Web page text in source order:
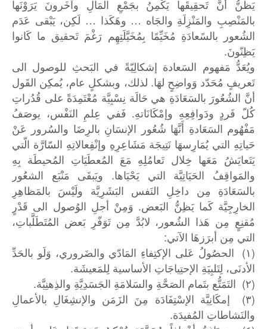
يَظنُّ أَنَّ تَحقِيقَها يَكْمِنُ بجَمْعِ المَالِ وآخَرونَ يَرَوْنَها
بالمَنْصِبِ والمَنْزِلَةِ والجَاه … وهَكَذا … لَكِن، يَبْقى عَدَم
الشُعور بالسًعادَةِ مُخَيِّمًا بِمُخَيَّلَتِهِم رَغْمَ تَحقيق ما كَانوا
يَظِنّونَ.
ويُعَدُّ مَفهوم السَعادة إشكالِيّةً في البَحثِ للوصول الى
تَعريفٍ مُحَدّد وَواضِحٍ لهَا. لذلك، وبشكلٍ عام، يُمكِن القَول
أنَّ الشُعُورَ بالسَعَادَةِ هي حَالَة نِسْبِيَّة مُعْتَمِدَةً على قُدُراتِ
كُلّ فَردٍ ودَوافِعِهِ وإمْكَانَاتهِ. فَفي عِلمِ النَفْس، يوصَفُ
مَفْهُوم السَعَادةِ أَنَّهَا شُعُور الإنسَانِ بالرِضَا والسُرور عَنْ
حَياتِهِ التي يُمَارِسهَا نَتِيجَة مَشَاعِرِهِ وإنْفِعالاتِهِ السّارَّة الّتي
يَتَعايَشُ مَعَها خِلال تَعامُلِهِ مَعَ المُعطَيَاتِ المُحيطَة بِهِ
والمَواقِفُ الحَيَاتِيَّة التي يَحْيَاها. ويَبقَى مَنْبَع الشعُور
بالسَعَادَةِ مِن داخِلِ النَفس البَشَرِيَّة ولَيْسَ بالمَظاهِرِ
الخارِجِيَّة كَما يَظِنُّ البَعض. وَمِنْ أجلِ الوُصول الى قَدْرٍ
مُقنِعٍ مِن هَذا الشُعور، لابُدَّ مِن تَوَفّرِ بَعض المُتَطَلَّباتِ،
التي مِن أبرَزهَا الآتي:
(١) الحصُولُ عَلى الإكتِفاءِ المَادّي والضَروري، وَلَو بالحَدِّ
الأدنَى، لِتَلبِيَةِ الإحتِياجَاتِ الأساسية لِلمَعيشَة.
(٢) التَمَتُّع بتَمام الصَحَّةِ والسَلامَةِ الجَسَدِيَّةِ والذِهنِيَّة.
(٣) إمكَانِيَّة الإسْتِفَادَة مِنَ الزَمَن والإنشِغَالِ بالأعمالِ
والنَشاطاتِ المُفيدَة.